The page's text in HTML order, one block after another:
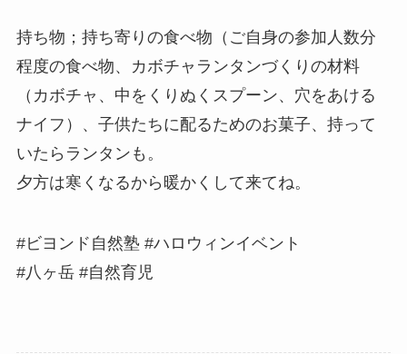
持ち物；持ち寄りの食べ物（ご自身の参加人数分
程度の食べ物、カボチャランタンづくりの材料
（カボチャ、中をくりぬくスプーン、穴をあける
ナイフ）、子供たちに配るためのお菓子、持って
いたらランタンも。
夕方は寒くなるから暖かくして来てね。
#ビヨンド自然塾 #ハロウィンイベント
#八ヶ岳 #自然育児